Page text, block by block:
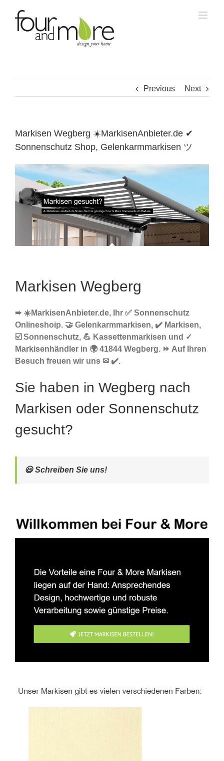
content
Previous Next
Markisen Wegberg ☀️MarkisenAnbieter.de ✔
Sonnenschutz Shop, Gelenkarmmarkisen ツ
Markisen Wegberg
➨ ☀️MarkisenAnbieter.de, Ihr ✅ Sonnenschutz
Onlineshoip. 🤝 Gelenkarmmarkisen, ✔️ Markisen,
☑️ Sonnenschutz, 💪 Kassettenmarkisen und ✓
Markisenhändler in 🌍 41844 Wegberg. ⏩ Auf Ihren
Besuch freuen wir uns ✉ ✔️.
Sie haben in Wegberg nach
Markisen oder Sonnenschutz
gesucht?
😃 Schreiben Sie uns!